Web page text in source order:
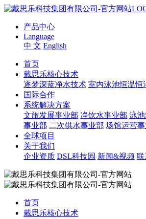
产品中心
Language
中 文 English
首页
戴思乐核心技术
逐梦深蓝净水技术 室内泳池恒温恒
国际合作
系统解决方案
文旅发展事业部 净饮水事业部 泳
事业部 二次供水事业部 场馆运营
全球项目
关于我们
企业资质 DSL科技园 新闻&视频 联
首页
戴思乐核心技术